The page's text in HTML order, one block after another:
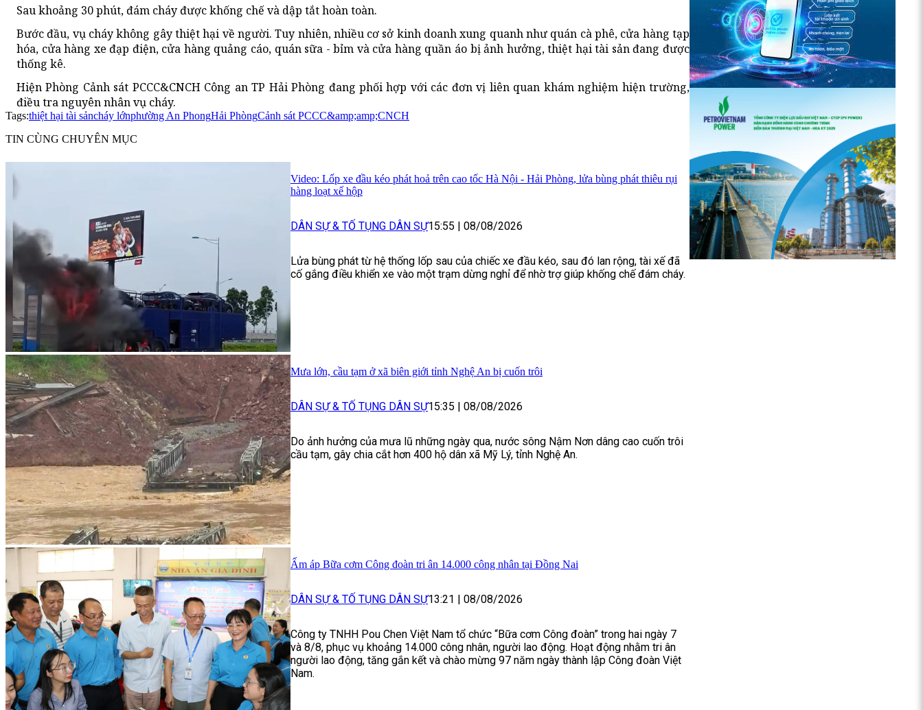
Sau khoảng 30 phút, đám cháy được khống chế và dập tắt hoàn toàn.
Bước đầu, vụ cháy không gây thiệt hại về người. Tuy nhiên, nhiều cơ sở kinh doanh xung quanh như quán cà phê, cửa hàng tạp
hóa, cửa hàng xe đạp điện, cửa hàng quảng cáo, quán sữa - bỉm và cửa hàng quần áo bị ảnh hưởng, thiệt hại tài sản đang được
thống kê.
Hiện Phòng Cảnh sát PCCC&CNCH Công an TP Hải Phòng đang phối hợp với các đơn vị liên quan khám nghiệm hiện trường,
điều tra nguyên nhân vụ cháy.
Tags:thiệt hại tài sảncháy lớnphường An PhongHải PhòngCảnh sát PCCC&amp;amp;CNCH
TIN CÙNG CHUYÊN MỤC
Video: Lốp xe đầu kéo phát hoả trên cao tốc Hà Nội - Hải Phòng, lửa bùng phát thiêu rụi
hàng loạt xế hộp
DÂN SỰ & TỐ TỤNG DÂN SỰ15:55 08/08/2026
Lửa bùng phát từ hệ thống lốp sau của chiếc xe đầu kéo, sau đó lan rộng, tài xế đã
cố gắng điều khiển xe vào một trạm dừng nghỉ để nhờ trợ giúp khống chế đám cháy.
Mưa lớn, cầu tạm ở xã biên giới tỉnh Nghệ An bị cuốn trôi
DÂN SỰ & TỐ TỤNG DÂN SỰ15:35 | 08/08/2026
Do ảnh hưởng của mưa lũ những ngày qua, nước sông Nậm Nơn dâng cao cuốn trôi
cầu tạm, gây chia cắt hơn 400 hộ dân xã Mỹ Lý, tỉnh Nghệ An.
Ấm áp Bữa cơm Công đoàn tri ân 14.000 công nhân tại Đồng Nai
DÂN SỰ & TỐ TỤNG DÂN SỰ13:21 | 08/08/2026
Công ty TNHH Pou Chen Việt Nam tổ chức “Bữa cơm Công đoàn” trong hai ngày 7
và 8/8, phục vụ khoảng 14.000 công nhân, người lao động. Hoạt động nhằm tri ân
người lao động, tăng gắn kết và chào mừng 97 năm ngày thành lập Công đoàn Việt
Nam.